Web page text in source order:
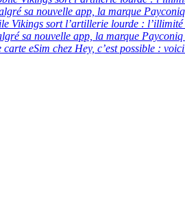
sa nouvelle app, la marque
Vikings sort l’artillerie lourde : l’illimité
sa nouvelle app, la marque
carte eSim chez Hey, c’est possible :